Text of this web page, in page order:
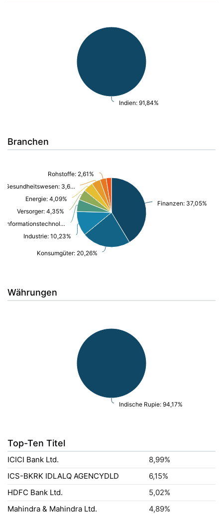
Indien: 91,84%
Branchen
Finanzen: 37,05%
Konsumgüter: 20,26%
Industrie: 10,23%
Informationstechnologie/ Telekommunikation: 5,06%
Versorger: 4,35%
Energie: 4,09%
Gesundheitswesen: 3,66%
Rohstoffe: 2,61%
Währungen
Indische Rupie: 94,17%
Top-Ten Titel
ICICI Bank Ltd.
8,99%
ICS-BKRK IDLALQ AGENCYDLD
6,15%
HDFC Bank Ltd.
5,02%
Mahindra & Mahindra Ltd.
4,89%